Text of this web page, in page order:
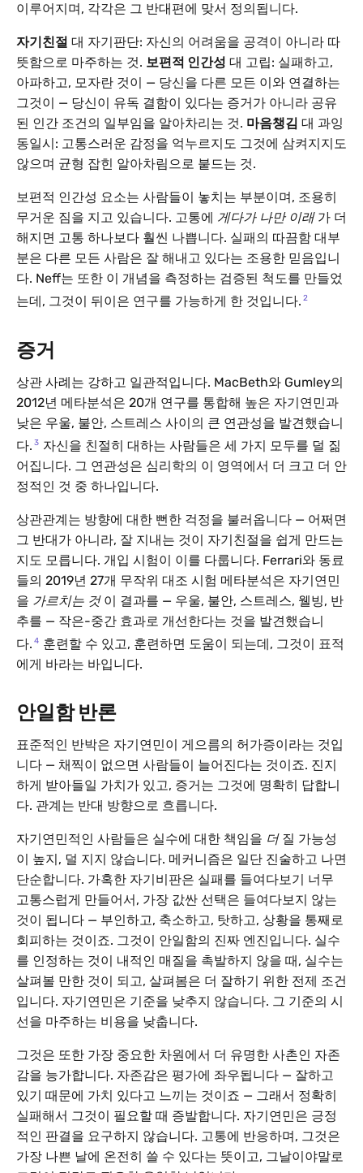
이루어지며, 각각은 그 반대편에 맞서 정의됩니다.
자기친절 대 자기판단: 자신의 어려움을 공격이 아니라 따
뜻함으로 마주하는 것. 보편적 인간성 대 고립: 실패하고,
아파하고, 모자란 것이 — 당신을 다른 모든 이와 연결하는
그것이 — 당신이 유독 결함이 있다는 증거가 아니라 공유
된 인간 조건의 일부임을 알아차리는 것. 마음챙김 대 과잉
동일시: 고통스러운 감정을 억누르지도 그것에 삼켜지지도
않으며 균형 잡힌 알아차림으로 붙드는 것.
보편적 인간성 요소는 사람들이 놓치는 부분이며, 조용히
무거운 짐을 지고 있습니다. 고통에 게다가 나만 이래가 더
해지면 고통 하나보다 훨씬 나쁩니다. 실패의 따끔함 대부
분은 다른 모든 사람은 잘 해내고 있다는 조용한 믿음입니
다. Neff는 또한 이 개념을 측정하는 검증된 척도를 만들었
는데, 그것이 뒤이은 연구를 가능하게 한 것입니다. 2
증거
상관 사례는 강하고 일관적입니다. MacBeth와 Gumley의
2012년 메타분석은 20개 연구를 통합해 높은 자기연민과
낮은 우울, 불안, 스트레스 사이의 큰 연관성을 발견했습니
다. 3 자신을 친절히 대하는 사람들은 세 가지 모두를 덜 짊
어집니다. 그 연관성은 심리학의 이 영역에서 더 크고 더 안
정적인 것 중 하나입니다.
상관관계는 방향에 대한 뻔한 걱정을 불러옵니다 — 어쩌면
그 반대가 아니라, 잘 지내는 것이 자기친절을 쉽게 만드는
지도 모릅니다. 개입 시험이 이를 다룹니다. Ferrari와 동료
들의 2019년 27개 무작위 대조 시험 메타분석은 자기연민
을 가르치는 것이 결과를 — 우울, 불안, 스트레스, 웰빙, 반
추를 — 작은-중간 효과로 개선한다는 것을 발견했습니
다. 4 훈련할 수 있고, 훈련하면 도움이 되는데, 그것이 표적
에게 바라는 바입니다.
안일함 반론
표준적인 반박은 자기연민이 게으름의 허가증이라는 것입
니다 — 채찍이 없으면 사람들이 늘어진다는 것이죠. 진지
하게 받아들일 가치가 있고, 증거는 그것에 명확히 답합니
다. 관계는 반대 방향으로 흐릅니다.
자기연민적인 사람들은 실수에 대한 책임을 더질 가능성
이 높지, 덜 지지 않습니다. 메커니즘은 일단 진술하고 나면
단순합니다. 가혹한 자기비판은 실패를 들여다보기 너무
고통스럽게 만들어서, 가장 값싼 선택은 들여다보지 않는
것이 됩니다 — 부인하고, 축소하고, 탓하고, 상황을 통째로
회피하는 것이죠. 그것이 안일함의 진짜 엔진입니다. 실수
를 인정하는 것이 내적인 매질을 촉발하지 않을 때, 실수는
살펴볼 만한 것이 되고, 살펴봄은 더 잘하기 위한 전제 조건
입니다. 자기연민은 기준을 낮추지 않습니다. 그 기준의 시
선을 마주하는 비용을 낮춥니다.
그것은 또한 가장 중요한 차원에서 더 유명한 사촌인 자존
감을 능가합니다. 자존감은 평가에 좌우됩니다 — 잘하고
있기 때문에 가치 있다고 느끼는 것이죠 — 그래서 정확히
실패해서 그것이 필요할 때 증발합니다. 자기연민은 긍정
적인 판결을 요구하지 않습니다. 고통에 반응하며, 그것은
가장 나쁜 날에 온전히 쓸 수 있다는 뜻이고, 그날이야말로